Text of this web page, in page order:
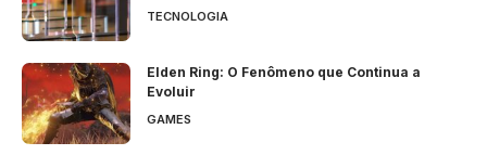
TECNOLOGIA
Elden Ring: O Fenômeno que Continua a
Evoluir
GAMES